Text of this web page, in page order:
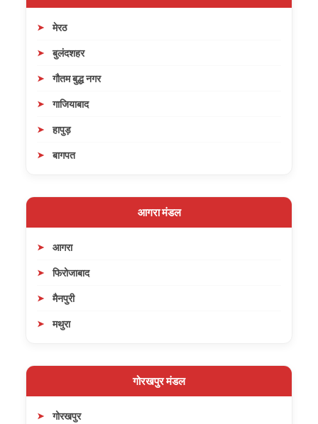
मेरठ
बुलंदशहर
गौतम बुद्ध नगर
गाजियाबाद
हापुड़
बागपत
आगरा मंडल
आगरा
फिरोजाबाद
मैनपुरी
मथुरा
गोरखपुर मंडल
गोरखपुर